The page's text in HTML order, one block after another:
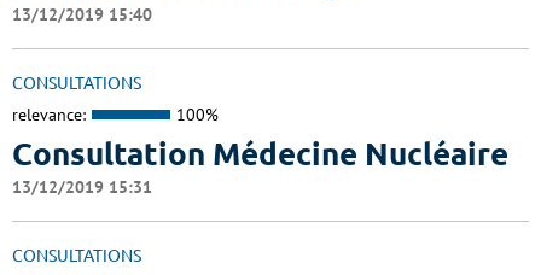
13/12/2019 15:40
CONSULTATIONS
relevance: 100%
Consultation Médecine Nucléaire
13/12/2019 15:31
CONSULTATIONS